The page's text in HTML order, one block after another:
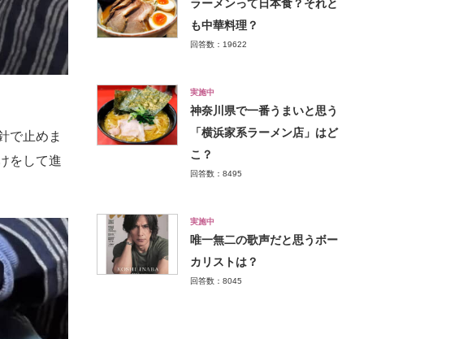
で止めま
をして進
ラーメンって日本食？それと
も中華料理？
回答数：19622
実施中
神奈川県で一番うまいと思う
「横浜家系ラーメン店」はど
こ？
回答数：8495
実施中
唯一無二の歌声だと思うボー
カリストは？
回答数：8045